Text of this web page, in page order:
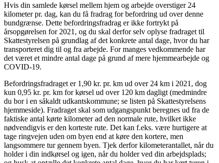
Hvis din samlede kørsel mellem hjem og arbejde overstiger 24
kilometer pr. dag, kan du få fradrag for befordring ud over denne
bundgrænse. Dette befordringsfradrag er ikke fortrykt på
årsopgørelsen for 2021, og du skal derfor selv oplyse fradraget til
Skattestyrelsen på grundlag af det konkrete antal dage, hvor du har
transporteret dig til og fra arbejde. For manges vedkommende har
det været et mindre antal dage på grund af mere hjemmearbejde og
COVID-19.
Befordringsfradraget er 1,90 kr. pr. km ud over 24 km i 2021, dog
kun 0,95 kr. pr. km for kørsel ud over 120 km dagligt (medmindre
du bor i en såkaldt udkantskommune; se listen på Skattestyrelsens
hjemmeside). Fradraget skal som udgangspunkt beregnes ud fra de
faktiske antal kørte kilometer ad den normale rute, hvilket ikke
nødvendigvis er den korteste rute. Det kan f.eks. være hurtigere at
tage ringvejen uden om byen end at køre den kortere, men
langsommere tur gennem byen. Tjek derfor kilometerantallet, når du
holder i din indkørsel og igen, når du holder ved din arbejdsplads;